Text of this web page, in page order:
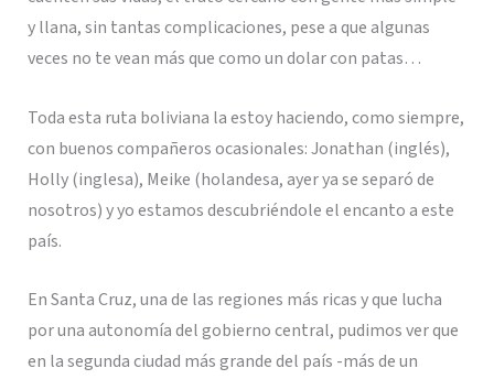
y llana, sin tantas complicaciones, pese a que algunas
veces no te vean más que como un dolar con patas…
Toda esta ruta boliviana la estoy haciendo, como siempre,
con buenos compañeros ocasionales: Jonathan (inglés),
Holly (inglesa), Meike (holandesa, ayer ya se separó de
nosotros) y yo estamos descubriéndole el encanto a este
país.
En Santa Cruz, una de las regiones más ricas y que lucha
por una autonomía del gobierno central, pudimos ver que
en la segunda ciudad más grande del país -más de un